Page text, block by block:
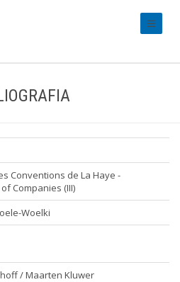
Conventions de La Haye -
Companies (III)
Woelki
/ Maarten Kluwer